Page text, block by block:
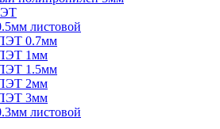
листовой
0.7мм
1мм
1.5мм
2мм
3мм
листовой